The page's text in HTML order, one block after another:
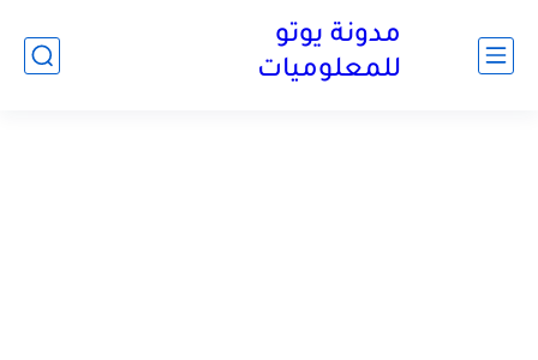
مدونة يوتو
للمعلوميات